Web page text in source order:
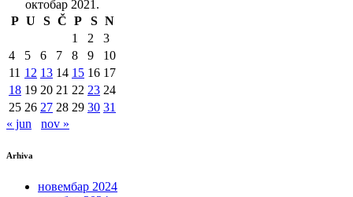
октобар 2021.
P U S Č P S N
1
2
3
4
5 6 7 8 9
10
11 12 13 14 15 16 17
18 19 20 21 22 23 24
25 26 27 28 29 30 31
« jun
nov »
Arhiva
новембар 2024